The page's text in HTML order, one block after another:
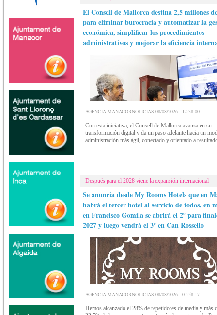
El Consell de Mallorca destina 2,5 millones
para eliminar burocracia y automatizar la
económica, simplificar los procedimientos
administrativos y mejorar la eficiencia
AGENCIA MANACORNOTICIAS 08/08/2026 - 12:38:00
Con esta iniciativa, el Consell de Mallorca avanza en su
transformación digital y da un paso adelante hacia un
administración más ágil, conectado y orientado a
Después para el 2028 viene la expansión internacional
Se anuncia desde My Rooms Hotels que en
habrá el tercer hotel al servicio de todos, en
en Francisco Gomila se abrirá el 2º para
2027 y luego vendrá el 3º en Can Rossello
AGENCIA MANACORNOTICIAS 08/08/2026 - 07:58:17
Hemos alcanzado el 28% de repetidores de media y más